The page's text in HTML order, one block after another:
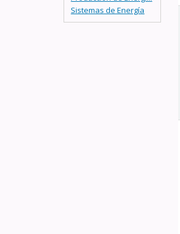
Sistemas de Energía